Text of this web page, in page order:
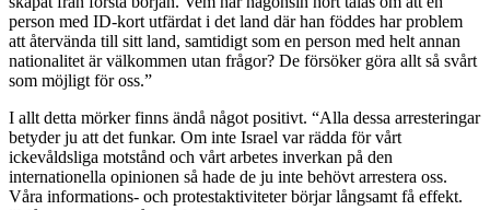
person med ID-kort utfärdat i det land där han föddes har problem
att återvända till sitt land, samtidigt som en person med helt annan
nationalitet är välkommen utan frågor? De försöker göra allt så svårt
som möjligt för oss.”
I allt detta mörker finns ändå något positivt. “Alla dessa arresteringar
betyder ju att det funkar. Om inte Israel var rädda för vårt
ickevåldsliga motstånd och vårt arbetes inverkan på den
internationella opinionen så hade de ju inte behövt arrestera oss.
Våra informations- och protestaktiviteter börjar långsamt få effekt.